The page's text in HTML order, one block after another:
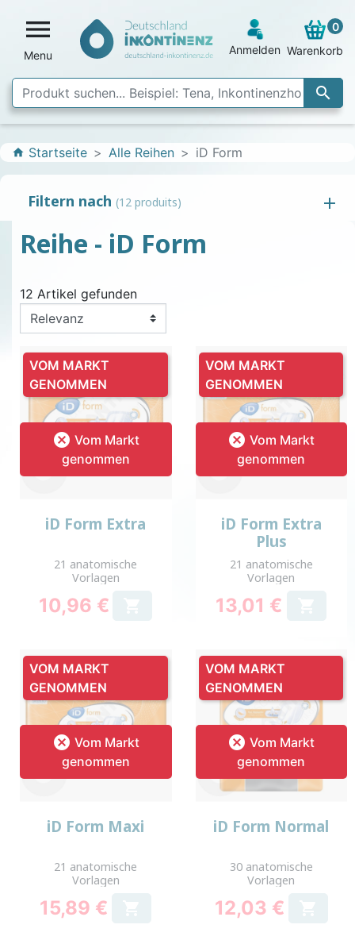

Menu

Anmelden
0
Warenkorb
home Startseite Alle Reihen iD Form
Filtern nach (12 produits)
Reihe - iD Form
12 Artikel gefunden
 Vom Markt
genommen
iD Form Extra
21 anatomische
Vorlagen
Preis
10,96 €
VOM MARKT
GENOMMEN
 Vom Markt
genommen
iD Form Extra
Plus
21 anatomische
Vorlagen
Preis
13,01 €
VOM MARKT
GENOMMEN
 Vom Markt
genommen
iD Form Maxi
21 anatomische
Vorlagen
Preis
15,89 €
VOM MARKT
GENOMMEN
 Vom Markt
genommen
iD Form Normal
30 anatomische
Vorlagen
Preis
12,03 €
VOM MARKT
GENOMMEN